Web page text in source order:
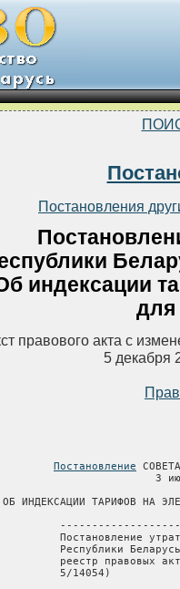
Постановления
индексации
для
правового акта с
5 декабря
Постановление
3
ОБ ИНДЕКСАЦИИ ТАРИФОВ НА
Постановление
Республики
реестр правовых
         5/14054)